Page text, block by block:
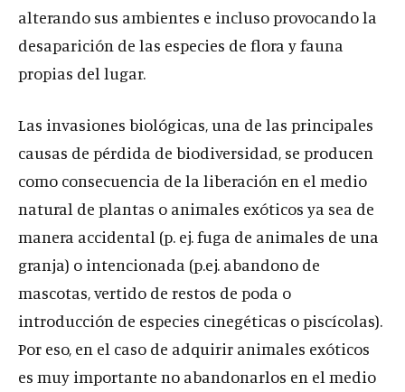
alterando sus ambientes e incluso provocando la
desaparición de las especies de flora y fauna
propias del lugar.
Las invasiones biológicas, una de las principales
causas de pérdida de biodiversidad, se producen
como consecuencia de la liberación en el medio
natural de plantas o animales exóticos ya sea de
manera accidental (p. ej. fuga de animales de una
granja) o intencionada (p.ej. abandono de
mascotas, vertido de restos de poda o
introducción de especies cinegéticas o piscícolas).
Por eso, en el caso de adquirir animales exóticos
es muy importante no abandonarlos en el medio